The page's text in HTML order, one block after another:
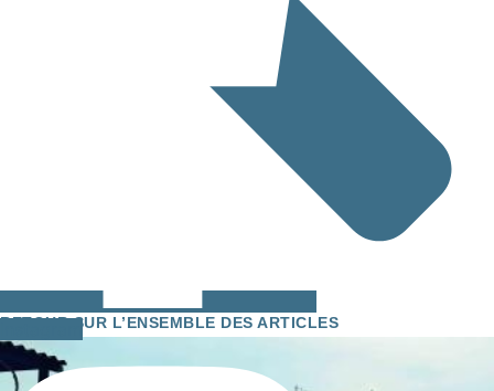
RETOUR SUR L’ENSEMBLE DES ARTICLES